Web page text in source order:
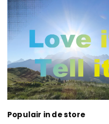
Populair in de store